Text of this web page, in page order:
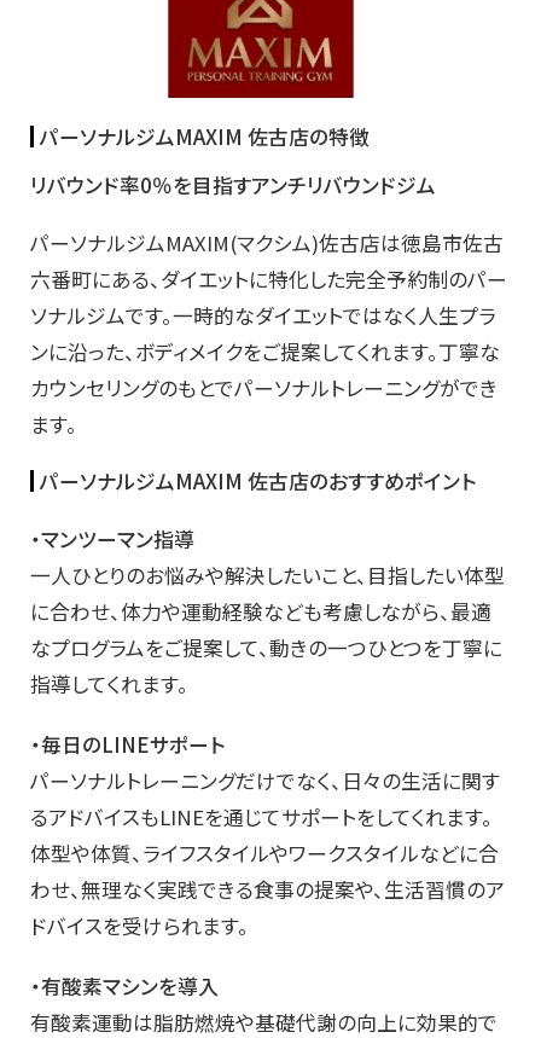
パーソナルジムMAXIM 佐古店の特徴
リバウンド率0％を目指すアンチリバウンドジム
パーソナルジムMAXIM(マクシム)佐古店は徳島市佐古
六番町にある、ダイエットに特化した完全予約制のパー
ソナルジムです。一時的なダイエットではなく人生プラ
ンに沿った、ボディメイクを​ご提案してくれます。丁寧な
カウンセリングのもとでパーソナルトレーニングができ
ます。
パーソナルジムMAXIM 佐古店のおすすめポイント
・マンツーマン指導
一人ひとりのお悩みや解決したいこと、目指したい体型
に合わせ、体力や運動経験なども考慮しながら、最適
なプログラムをご提案して、動きの一つひとつを丁寧に
指導してくれます。
・毎日のLINEサポート
パーソナルトレーニングだけでなく、日々の生活に関す
るアドバイスもLINEを通じてサポートをしてくれます。
体型や体質、ライフスタイルやワークスタイルなどに合
わせ、無理なく実践できる食事の提案や、生活習慣のア
ドバイスを受けられます。
・有酸素マシンを導入
有酸素運動は脂肪燃焼や基礎代謝の向上に効果的で